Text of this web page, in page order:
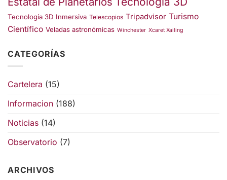
Tecnología 3D Inmersiva Telescopios Tripadvisor Turismo
Científico Veladas astronómicas Winchester Xcaret Xailing
CATEGORÍAS
Cartelera (15)
Informacion (188)
Noticias (14)
Observatorio (7)
ARCHIVOS